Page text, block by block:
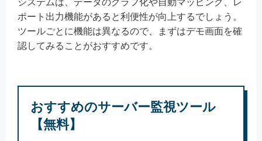
ポート出力機能があると利便性が向上するでしょう。
ツールごとに機能は異なるので、まずはデモ画面を確
認してみることがおすすめです。
おすすめのサーバー監視ツール
【無料】